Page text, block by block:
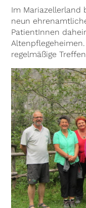
Im Mariazellerland
neun
PatientInnen
regelmäßige